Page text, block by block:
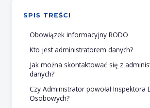
SPIS TREŚCI
Obowiązek informacyjny RODO
Kto jest administratorem danych?
Jak można skontaktować się z
danych?
Czy Administrator powołał Inspektora
Osobowych?